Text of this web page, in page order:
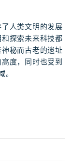
人类文明的发展
探索未来科技都
秘而古老的遗址
度，同时也受到
。